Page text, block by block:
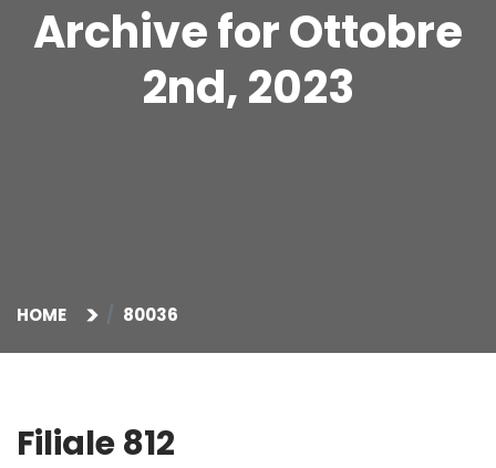
Archive for Ottobre
2nd, 2023
HOME 80036
Filiale 812